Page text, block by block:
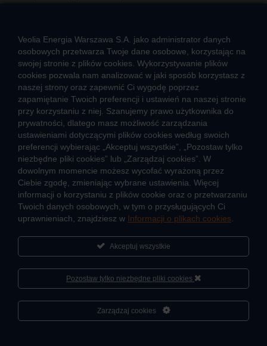
CIEPŁO SYSTEMOWE
Zalety ciepła systemowego
Pomyśl ciepło o lokatorach – nie wyłączaj węzła!
TARYFY I CENNIKI
Cennik usług zewnętrznych i opłat dodatkowych
Taryfy dla ciepła
JAK POWSTAJE CIEPŁO
Mapa sieci ciepłowniczej
O firmie
Sportowa akademia Veolia
Fundacja Veolia Polska
Veolia Energia Warszawa S.A. jako administrator danych
osobowych przetwarza Twoje dane osobowe, korzystając na
swojej stronie z plików cookies. Wykorzystywanie plików
cookies pozwala nam analizować w jaki sposób korzystasz z
naszej strony oraz zapewnić Ci wygodę poprzez
zapamiętanie Twoich preferencji i ustawień na naszej stronie
przy korzystaniu z niej. Szanujemy prawo użytkownika do
prywatności, dlatego masz możliwość zarządzania
ustawieniami dotyczącymi plików cookies według swoich
preferencji wybierając „Akceptuj wszystkie”, „Pozostaw tylko
niezbędne pliki cookies” lub „Zarządzaj cookies”. W
dowolnym momencie możesz wycofać wyrażoną przez
Ciebie zgodę, zmieniając wybrane ustawienia. Więcej
informacji o korzystaniu z plików cookie oraz o przetwarzaniu
Twoich danych osobowych, w tym o przysługujących Ci
uprawnieniach, znajdziesz w Informacji o plikach cookies
Akceptuj wszystkie
Pozostaw tylko niezbędne pliki cookies
Zarządzaj cookiesCześć, porozmawiaj ze mną